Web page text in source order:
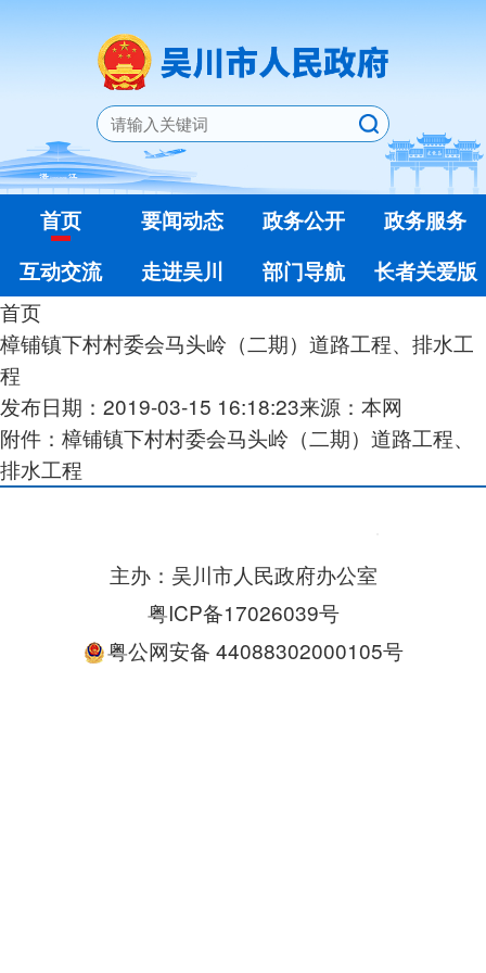
首页 要闻动态 政务公开
政务服务
互动交流
走进吴川 部门导航
长者关爱版
首页
樟铺镇下村村委会马头岭（二期）道路工程、排水工
程
发布日期：2019-03-15 16:18:23来源：本网
附件：樟铺镇下村村委会马头岭（二期）道路工程、
排水工程
主办：吴川市人民政府办公室
粤ICP备17026039号
粤公网安备 44088302000105号